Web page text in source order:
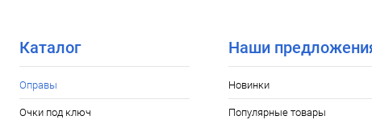
Каталог
Оправы
Очки под ключ
Наши
Новинки
Популярные товары